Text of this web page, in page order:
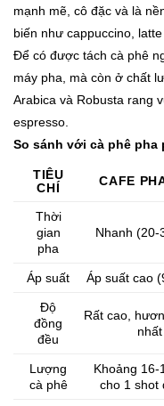
mạnh mẽ, cô đặc và là
biến như cappuccino,
Để có được tách cà phê
máy pha, mà còn ở chất
Arabica và Robusta rang
espresso.
So sánh với cà phê pha
TIÊU
CHÍ
CAFE
Thời
gian
pha
Nhanh (20-
Áp suất Áp suất cao
Độ
đồng
đều
Rất cao,
nhất
Lượng
cà phê
Khoảng 16-
cho 1 shot